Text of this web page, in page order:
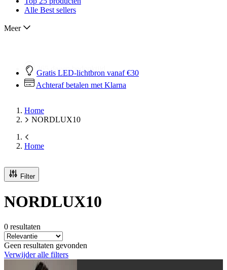
Alle Best sellers
Meer
Gratis LED-lichtbron vanaf €30
Achteraf betalen met Klarna
Home
NORDLUX10
Home
Filter
NORDLUX10
0 resultaten
Geen resultaten gevonden
Verwijder alle filters